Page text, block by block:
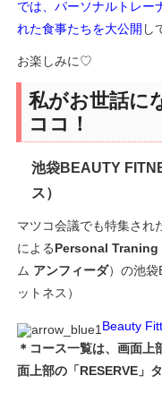
では、パーソナルトレー
れた食事たちを大公開 し
お楽しみに♡
私がお世話に
ココ！
池袋BEAUTY
ス）
マツコ会議でも特集され
によるPersonal
ム アンフィーダ）の池袋
ットネス）
Beauty
＊コース一覧は、画面
面上部の「RESERVE」